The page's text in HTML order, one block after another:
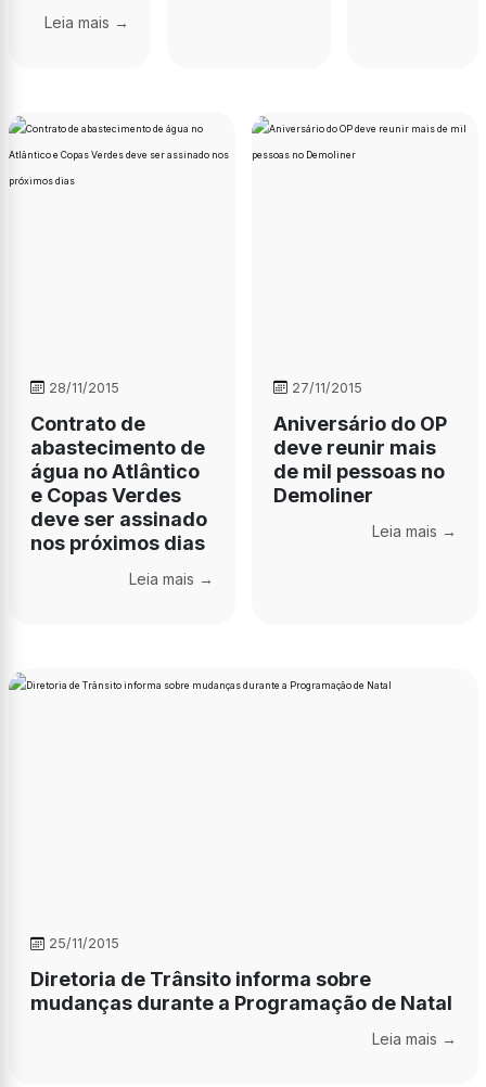
Leia mais →
28/11/2015
Contrato de
abastecimento de
água no Atlântico
e Copas Verdes
deve ser assinado
nos próximos dias
Leia mais →
27/11/2015
Aniversário do OP
deve reunir mais
de mil pessoas no
Demoliner
Leia mais →
25/11/2015
Diretoria de Trânsito informa sobre
mudanças durante a Programação de Natal
Leia mais →